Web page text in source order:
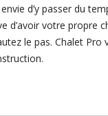
d’y passer du
d’avoir votre propre
le pas. Chalet Pro